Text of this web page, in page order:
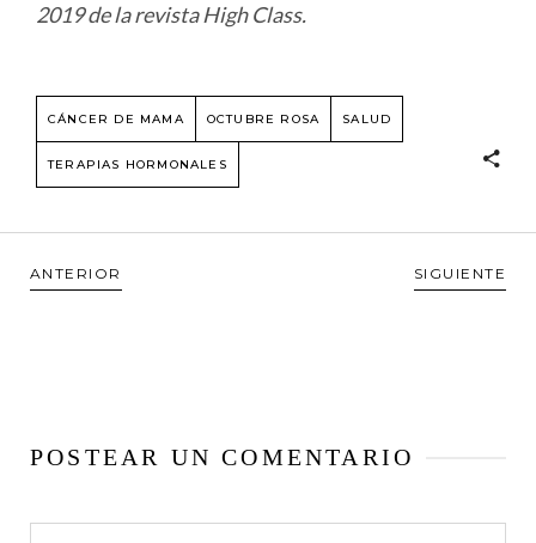
2019 de la revista High Class.
CÁNCER DE MAMA OCTUBRE ROSA SALUD
TERAPIAS HORMONALES
ANTERIOR SIGUIENTE
POSTEAR UN COMENTARIO